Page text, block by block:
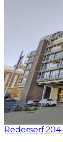
Rederserf 204